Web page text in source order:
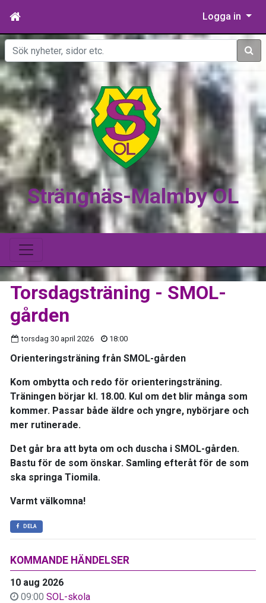
Logga in
Sök
Strängnäs-Malmby OL
KOMMANDE HÄNDELSER
10 aug 2026
09:00 SOL-skola
Torsdagsträning - SMOL-
gården
torsdag 30 april 2026 18:00
Orienteringsträning från SMOL-gården
Kom ombytta och redo för orienteringsträning.
Träningen börjar kl. 18.00. Kul om det blir många som
kommer. Passar både äldre och yngre, nybörjare och
mer rutinerade.
Det går bra att byta om och duscha i SMOL-gården.
Bastu för de som önskar. Samling efteråt för de som
ska springa Tiomila.
Varmt välkomna!
DELA